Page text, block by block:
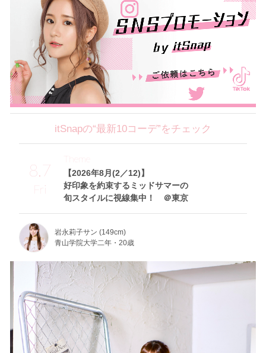
itSnapの“最新10コーデ”をチェック
8.7
Fri
【2026年8月(2／12)】
好印象を約束するミッドサマーの
旬スタイルに視線集中！ ＠東京
Theme
岩永莉子サン (149cm)
青山学院大学二年・20歳